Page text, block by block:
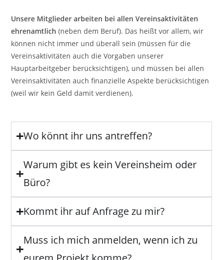
Unsere Mitglieder arbeiten bei allen Vereinsaktivitäten
ehrenamtlich (neben dem Beruf). Das heißt vor allem, wir
können nicht immer und überall sein (müssen für die
Vereinsaktivitäten auch die Vorgaben unserer
Hauptarbeitgeber berücksichtigen), und müssen bei allen
Vereinsaktivitäten auch finanzielle Aspekte berücksichtigen
(weil wir kein Geld damit verdienen).
Wo könnt ihr uns antreffen?
Warum gibt es kein Vereinsheim oder
Büro?
Kommt ihr auf Anfrage zu mir?
Muss ich mich anmelden, wenn ich zu